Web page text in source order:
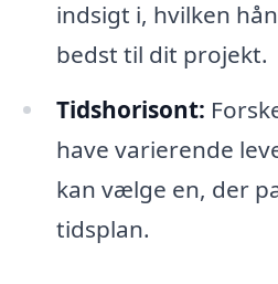
indsigt i, hvilken
bedst til dit projekt.
Tidshorisont:
have varierende
kan vælge en, der
tidsplan.